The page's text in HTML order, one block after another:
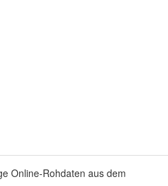
Online-Rohdaten aus dem